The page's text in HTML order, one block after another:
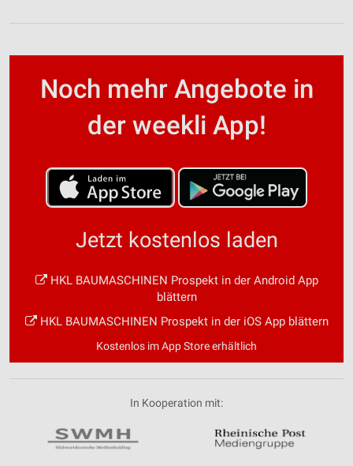
Noch mehr Angebote in
der weekli App!
Jetzt kostenlos laden
HKL BAUMASCHINEN Prospekt in der Android App
blättern
HKL BAUMASCHINEN Prospekt in der iOS App blättern
Kostenlos im App Store erhältlich
In Kooperation mit: